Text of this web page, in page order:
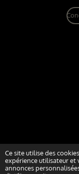
Ce site utilise des
expérience utilisateur et
annonces
© 2022 - 2026
Propulsé parWebador